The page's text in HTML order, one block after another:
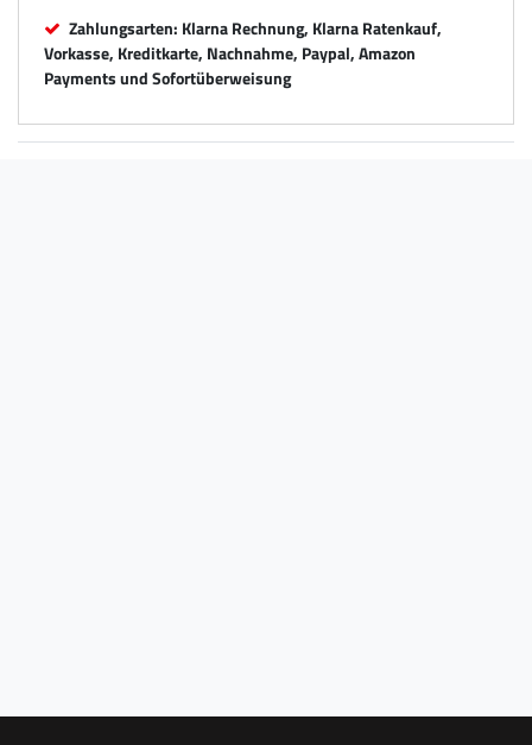
Zahlungsarten: Klarna Rechnung, Klarna Ratenkauf,
Vorkasse, Kreditkarte, Nachnahme, Paypal, Amazon
Payments und Sofortüberweisung